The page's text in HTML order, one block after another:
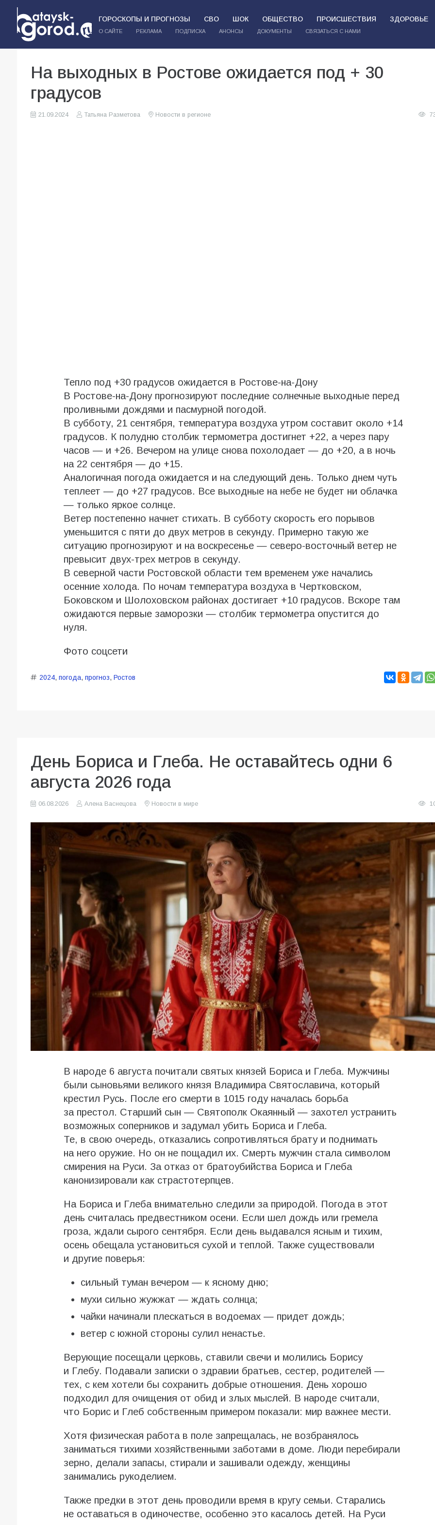
ГОРОСКОПЫ И ПРОГНОЗЫ СВО ШОК ОБЩЕСТВО ПРОИСШЕСТВИЯ ЗДОРОВЬЕ
О САЙТЕ РЕКЛАМА ПОДПИСКА АНОНСЫ ДОКУМЕНТЫ СВЯЗАТЬСЯ С НАМИ
На выходных в Ростове ожидается под + 30
градусов
21.09.2024 Татьяна Разметова Новости в регионе
Тепло под +30 градусов ожидается в Ростове-на-Дону
В Ростове-на-Дону прогнозируют последние солнечные выходные перед
проливными дождями и пасмурной погодой.
В субботу, 21 сентября, температура воздуха утром составит около +14
градусов. К полудню столбик термометра достигнет +22, а через пару
часов — и +26. Вечером на улице снова похолодает — до +20, а в ночь
на 22 сентября — до +15.
Аналогичная погода ожидается и на следующий день. Только днем чуть
теплеет — до +27 градусов. Все выходные на небе не будет ни облачка
— только яркое солнце.
Ветер постепенно начнет стихать. В субботу скорость его порывов
уменьшится с пяти до двух метров в секунду. Примерно такую же
ситуацию прогнозируют и на воскресенье — северо-восточный ветер не
превысит двух-трех метров в секунду.
В северной части Ростовской области тем временем уже начались
осенние холода. По ночам температура воздуха в Чертковском,
Боковском и Шолоховском районах достигает +10 градусов. Вскоре там
ожидаются первые заморозки — столбик термометра опустится до
нуля.
Фото соцсети
2024, погода, прогноз, Ростов
День Бориса и Глеба. Не оставайтесь одни 6
августа 2026 года
06.08.2026 Алена Васнецова Новости в мире
В народе 6 августа почитали святых князей Бориса и Глеба. Мужчины
были сыновьями великого князя Владимира Святославича, который
крестил Русь. После его смерти в 1015 году началась борьба
за престол. Старший сын — Святополк Окаянный — захотел устранить
возможных соперников и задумал убить Бориса и Глеба.
Те, в свою очередь, отказались сопротивляться брату и поднимать
на него оружие. Но он не пощадил их. Смерть мужчин стала символом
смирения на Руси. За отказ от братоубийства Бориса и Глеба
канонизировали как страстотерпцев.
На Бориса и Глеба внимательно следили за природой. Погода в этот
день считалась предвестником осени. Если шел дождь или гремела
гроза, ждали сырого сентября. Если день выдавался ясным и тихим,
осень обещала установиться сухой и теплой. Также существовали
и другие поверья:
сильный туман вечером — к ясному дню;
мухи сильно жужжат — ждать солнца;
чайки начинали плескаться в водоемах — придет дождь;
ветер с южной стороны сулил ненастье.
Верующие посещали церковь, ставили свечи и молились Борису
и Глебу. Подавали записки о здравии братьев, сестер, родителей —
тех, с кем хотели бы сохранить добрые отношения. День хорошо
подходил для очищения от обид и злых мыслей. В народе считали,
что Борис и Глеб собственным примером показали: мир важнее мести.
Хотя физическая работа в поле запрещалась, не возбранялось
заниматься тихими хозяйственными заботами в доме. Люди перебирали
зерно, делали запасы, стирали и зашивали одежду, женщины
занимались рукоделием.
Также предки в этот день проводили время в кругу семьи. Старались
не оставаться в одиночестве, особенно это касалось детей. На Руси